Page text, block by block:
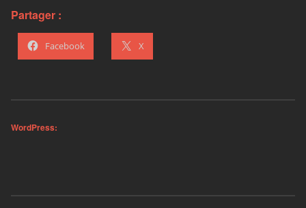
Partager :
Facebook X
WordPress: